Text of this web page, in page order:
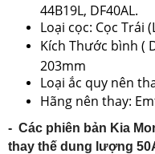
44B19L, DF40AL.
Loại cọc: Cọc Trái
Kích Thước bình (
203mm
Loại ắc quy nên
Hãng nên thay:
- Các phiên bản Kia
thay thế dung lượng